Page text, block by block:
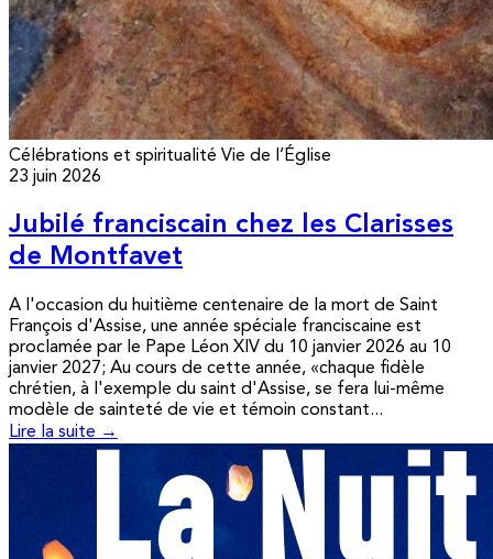
Célébrations et spiritualité Vie de l’Église
23 juin 2026
Jubilé franciscain chez les Clarisses
de Montfavet
A l'occasion du huitième centenaire de la mort de Saint
François d'Assise, une année spéciale franciscaine est
proclamée par le Pape Léon XIV du 10 janvier 2026 au 10
janvier 2027; Au cours de cette année, «chaque fidèle
chrétien, à l'exemple du saint d'Assise, se fera lui-même
modèle de sainteté de vie et témoin constant...
Lire la suite →